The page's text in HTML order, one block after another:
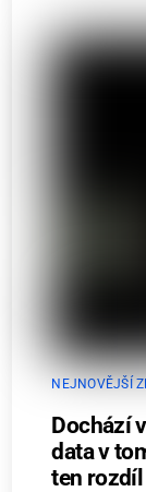
NEJNOVĚJŠÍ
Dochází
data v
ten rozdíl